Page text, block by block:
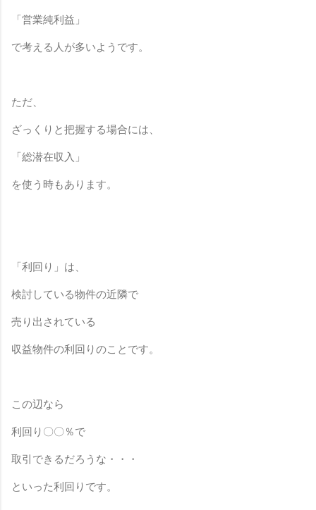
「営業純利益」
で考える人が多いようです。
ただ、
ざっくりと把握する場合には、
「総潜在収入」
を使う時もあります。
「利回り」は、
検討している物件の近隣で
売り出されている
収益物件の利回りのことです。
この辺なら
利回り〇〇％で
取引できるだろうな・・・
といった利回りです。